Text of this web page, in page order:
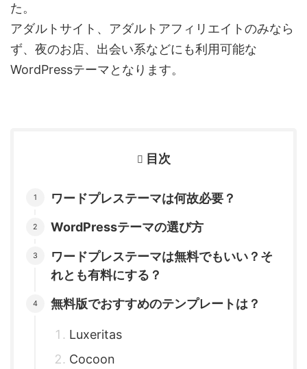
た。
アダルトサイト、アダルトアフィリエイトのみなら
ず、夜のお店、出会い系などにも利用可能な
WordPressテーマとなります。
目次
ワードプレステーマは何故必要？
WordPressテーマの選び方
ワードプレステーマは無料でもいい？そ
れとも有料にする？
無料版でおすすめのテンプレートは？
Luxeritas
Cocoon